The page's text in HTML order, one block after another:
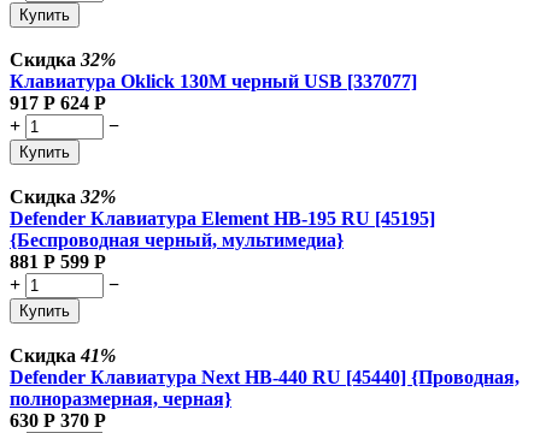
Купить
Скидка 32%
Клавиатура Oklick 130M черный USB [337077]
917 Р 624 Р
+
−
Купить
Скидка 32%
Defender Клавиатура Element HB-195 RU [45195]
{Беспроводная черный, мультимедиа}
881 Р 599 Р
+
−
Купить
Скидка41%
Defender Клавиатура Next HB-440 RU [45440] {Проводная,
полноразмерная, черная}
630 Р 370 Р